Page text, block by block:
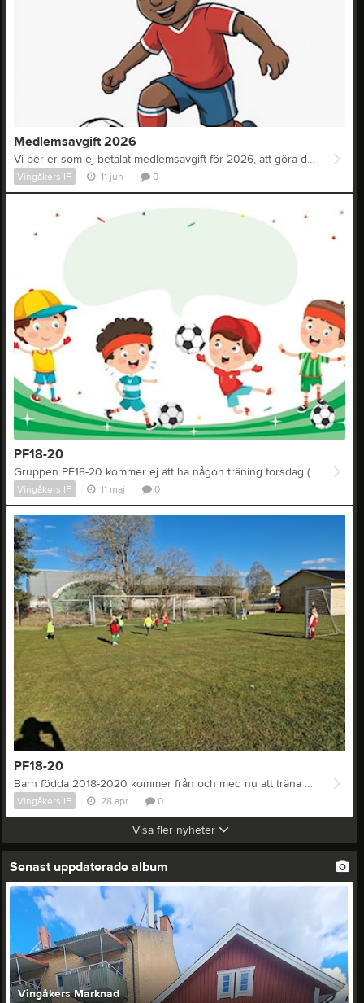
Medlemsavgift 2026
Vi ber er som ej betalat medlemsavgift för 2026, att göra detta snarast möjligt. Tackar er för att ni vill delta i Vingåkers Idrottsförening och driva den framåt!
Vingåkers IF 11 jun 0
PF18-20
Gruppen PF18-20 kommer ej att ha någon träning torsdag (14/5) då det är en helgdag. Efter det fortsätter utomhusträningen som planerat.
Vingåkers IF 11 maj 0
PF18-20
Barn födda 2018-2020 kommer från och med nu att träna på Vingåkers Idrottsplats. Torsdagar kl.17.00-18.00, dock ej Valborgsmässoafton!
Vingåkers IF 28 apr 0
Visa fler nyheter
Senast uppdaterade album
Vingåkers Marknad